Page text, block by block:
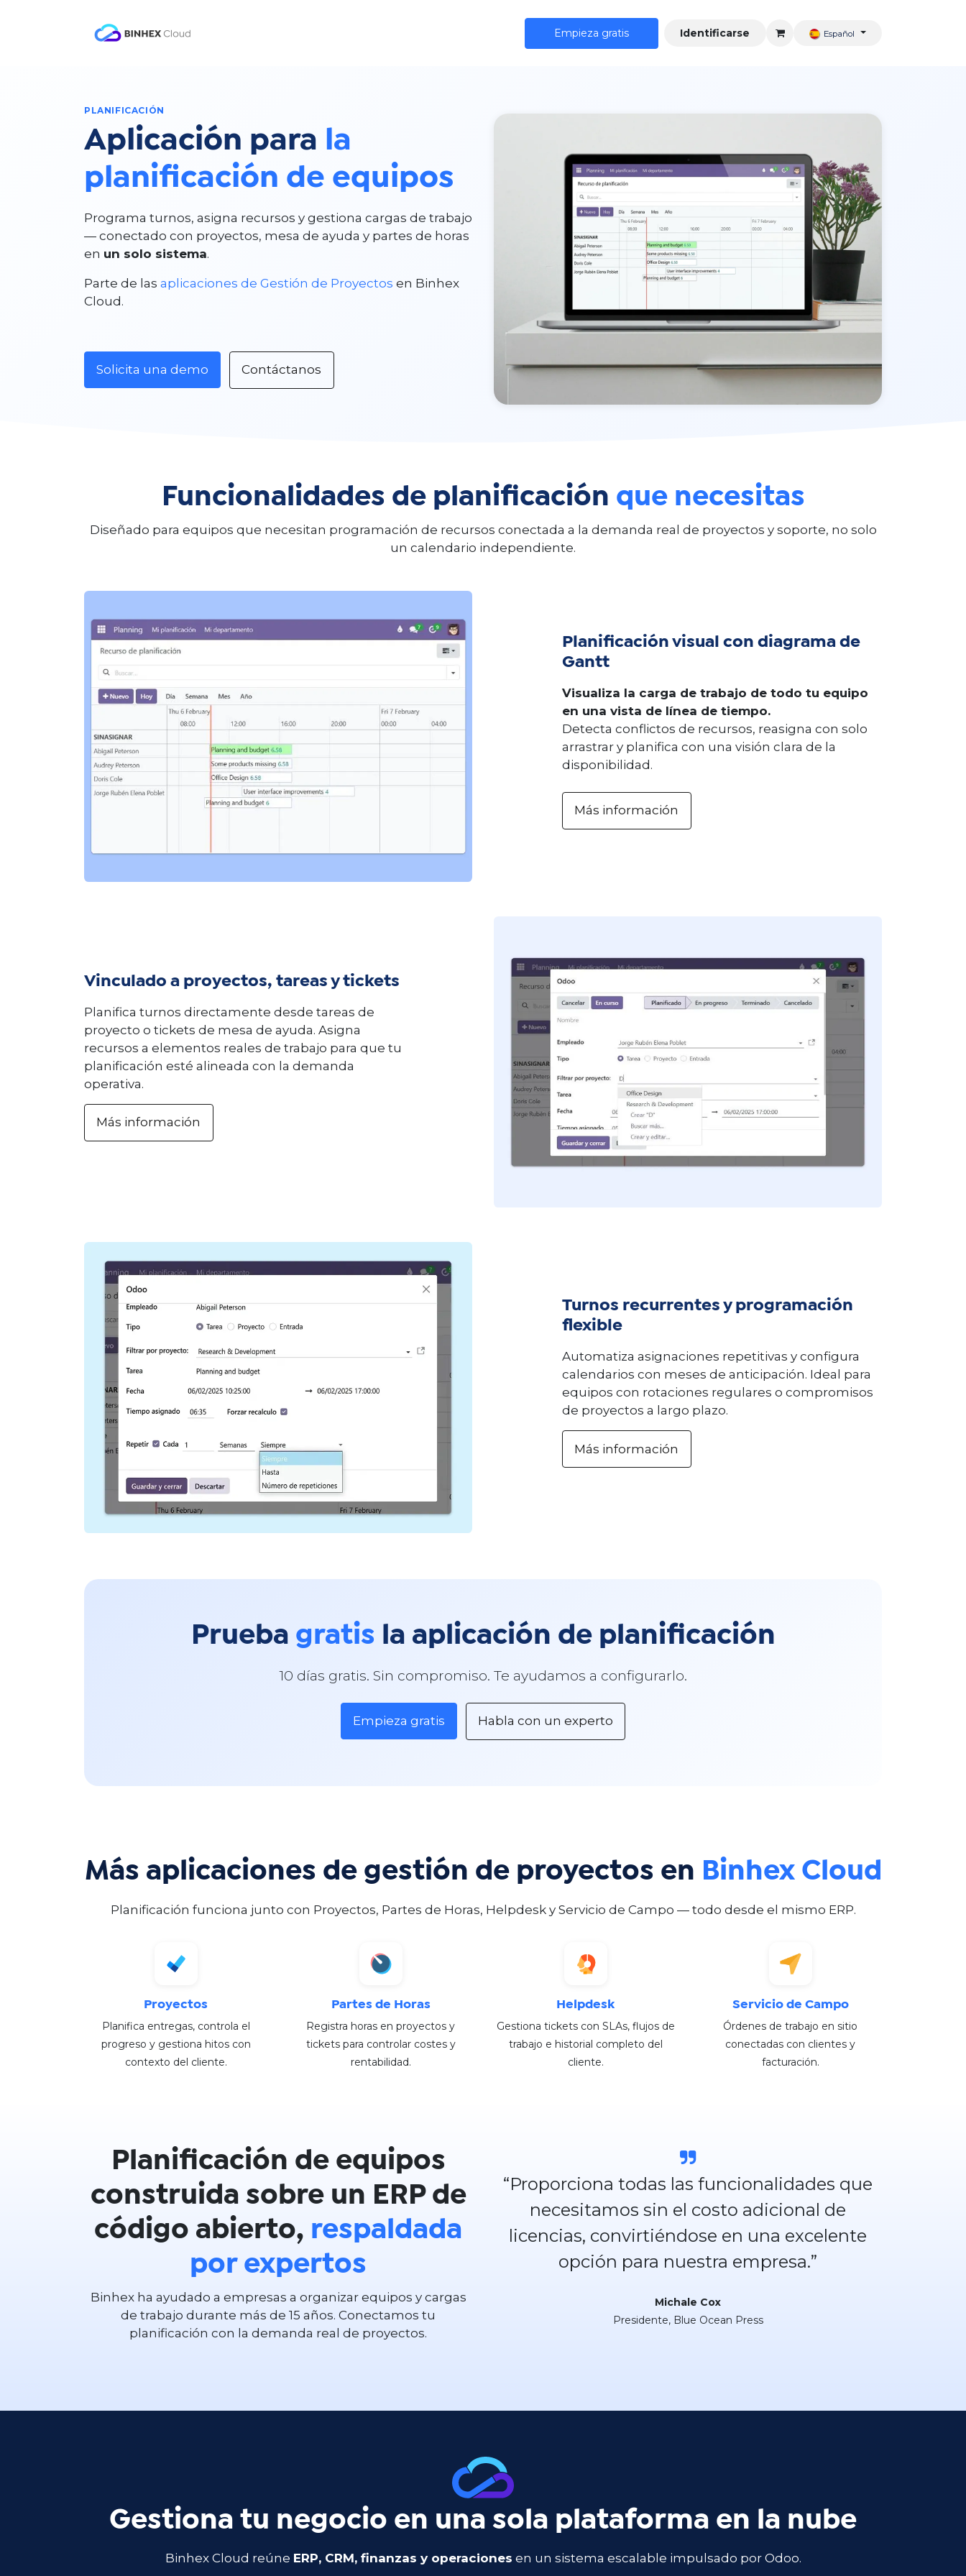
Empieza gratis Identificarse Español
PLANIFICACIÓN
Aplicación para
la
planificación de equipos
Programa turnos, asigna recursos y gestiona cargas de trabajo
— conectado con proyectos, mesa de ayuda y partes de horas
en un solo sistema.​
Parte de las aplicaciones de Gestión de Proyectos en Binhex
Cloud.
Solicita una demo Contáctanos
Funcionalidades de planificación que necesitas
Diseñado para equipos que necesitan programación de recursos conectada a la demanda real de proyectos y soporte, no solo
un calendario independiente.
Planificación visual con diagrama de
Gantt
Visualiza la carga de trabajo de todo tu equipo
en una vista de línea de tiempo.
Detecta conflictos de recursos, reasigna con solo
arrastrar y planifica con una visión clara de la
disponibilidad.​
Más información
Vinculado a proyectos, tareas y tickets
Planifica turnos directamente desde tareas de
proyecto o tickets de mesa de ayuda. Asigna
recursos a elementos reales de trabajo para que tu
planificación esté alineada con la demanda
operativa.
Más información
Turnos recurrentes y programación
flexible
Automatiza asignaciones repetitivas y configura
calendarios con meses de anticipación. Ideal para
equipos con rotaciones regulares o compromisos
de proyectos a largo plazo.
Más información
Prueba gratis la aplicación de planificación
10 días gratis. Sin compromiso. Te ayudamos a configurarlo.
Empieza gratis Habla con un experto
Más aplicaciones de gestión de proyectos en Binhex Cloud
Planificación funciona junto con Proyectos, Partes de Horas, Helpdesk y Servicio de Campo — todo desde el mismo ERP.
Proyectos
Planifica entregas, controla el
progreso y gestiona hitos con
contexto del cliente.​
Partes de Horas
Registra horas en proyectos y
tickets para controlar costes y
rentabilidad.
Helpdesk
Gestiona tickets con SLAs, flujos de
trabajo e historial completo del
cliente.
Servicio de Campo
Órdenes de trabajo en sitio
conectadas con clientes y
facturación.
Planificación de equipos
construida sobre un ERP de
código abierto, respaldada
por expertos
Binhex ha ayudado a empresas a organizar equipos y cargas
de trabajo durante más de 15 años. Conectamos tu
planificación con la demanda real de proyectos.
“Proporciona todas las funcionalidades que
necesitamos sin el costo adicional de
licencias, convirtiéndose en una excelente
opción para nuestra empresa.”
Michale Cox
Presidente, Blue Ocean Press
Gestiona tu negocio en una sola plataforma en la nube
Binhex Cloud reúne ERP, CRM, finanzas y operaciones en un sistema escalable impulsado por Odoo.